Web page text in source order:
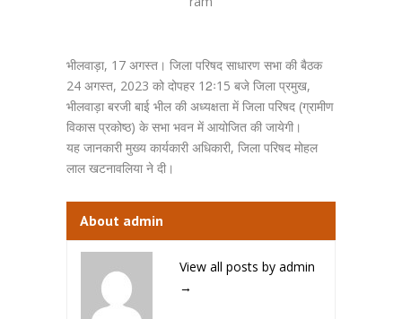
भीलवाड़ा, 17 अगस्त। जिला परिषद साधारण सभा की बैठक
24 अगस्त, 2023 को दोपहर 12ः15 बजे जिला प्रमुख,
भीलवाड़ा बरजी बाई भील की अध्यक्षता में जिला परिषद (ग्रामीण
विकास प्रकोष्ठ) के सभा भवन में आयोजित की जायेगी।
यह जानकारी मुख्य कार्यकारी अधिकारी, जिला परिषद मोहल
लाल खटनावलिया ने दी।
About admin
View all posts by admin
→